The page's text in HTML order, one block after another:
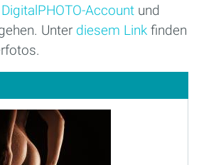
Account und
Unter diesem Link finden